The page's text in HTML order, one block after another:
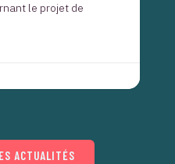
le projet de
ACTUALITÉS